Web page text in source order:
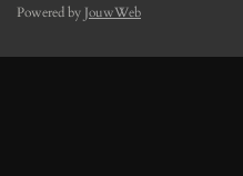
Powered by JouwWeb